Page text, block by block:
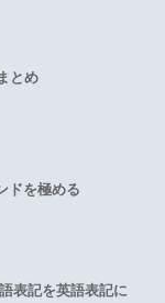
とめ
ドを極める
表記を英語表記に